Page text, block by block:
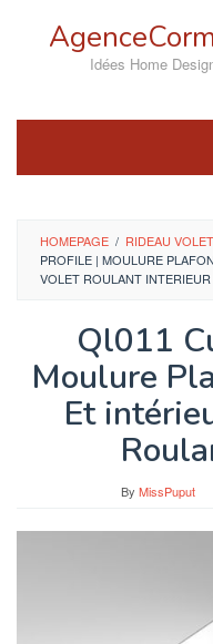
Idées Home
HOMEPAGE / RIDEAU
PROFILE | MOULURE
VOLET ROULANT INTERIEUR
Ql011
Moulure
Et
By MissPuput